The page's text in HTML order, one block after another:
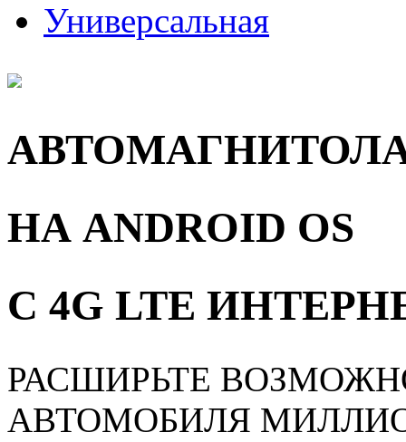
Универсальная
НА ANDROID OS
С 4G LTE
РАСШИРЬТЕ
АВТОМОБИЛЯ